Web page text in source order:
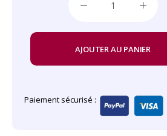
AJOUTER AU PANIER
Paiement sécurisé :